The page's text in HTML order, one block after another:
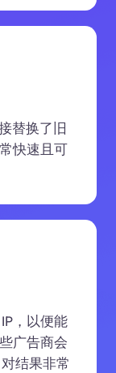
替换了旧
快速且可
，以便能
广告商会
结果非常